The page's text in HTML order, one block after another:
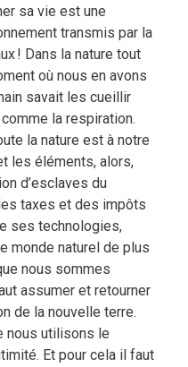
sa vie est une
transmis par la
! Dans la nature tout
où nous en avons
savait les cueillir
la respiration.
la nature est à notre
les éléments, alors,
d’esclaves du
taxes et des impôts
ses technologies,
monde naturel de plus
nous sommes
assumer et retourner
de la nouvelle terre.
nous utilisons le
Et pour cela il faut